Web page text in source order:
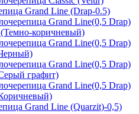
Grand Line (Drap-0.5)
Grand Line(0,5 Drap)
коричневый)
Grand Line(0,5 Drap)
Grand Line(0,5 Drap)
графит)
Grand Line(0,5 Drap)
Grand Line (Quarzit)-0,5)